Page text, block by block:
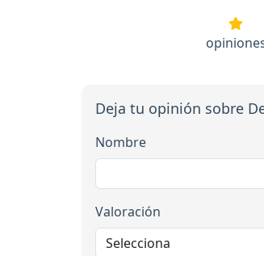
Deja tu opinión sobre
Nombre
Valoración